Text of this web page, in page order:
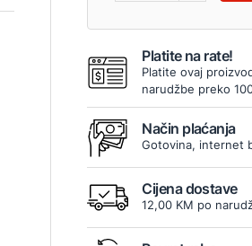
Platite na rate!
Platite ovaj
narudžbe preko
Način plaćanja
Gotovina, internet
Cijena dostave
12,00 KM po